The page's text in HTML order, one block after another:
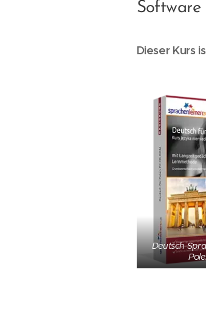
Software
Dieser Kurs
Deutsch